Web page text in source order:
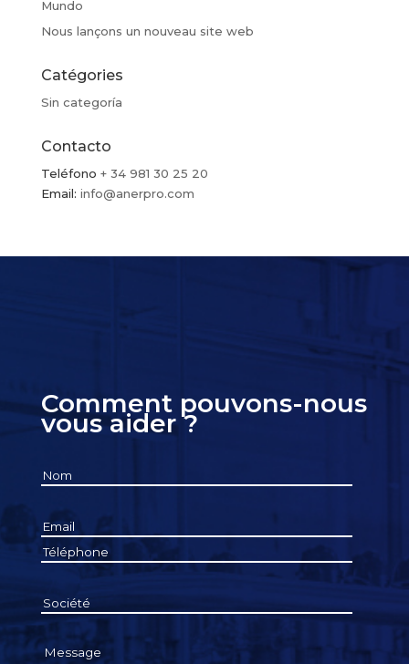
Mundo
Nous lançons un nouveau site web
Catégories
Sin categoría
Contacto
Teléfono + 34 981 30 25 20
Email: info@anerpro.com
Comment pouvons-nous
vous aider ?